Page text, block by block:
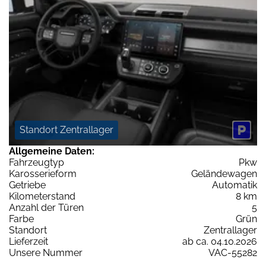
Standort Zentrallager
Allgemeine Daten:
Fahrzeugtyp
Pkw
Karosserieform
Geländewagen
Getriebe
Automatik
Kilometerstand
8 km
Anzahl der Türen
5
Farbe
Grün
Standort
Zentrallager
Lieferzeit
ab ca. 04.10.2026
Unsere Nummer
VAC-55282